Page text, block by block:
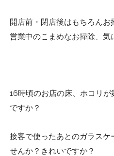
開店前・閉店後はもちろん
営業中のこまめなお掃除、気
16時頃のお店の床、ホコリ
ですか？
接客で使ったあとのガラスケ
せんか？きれいですか？